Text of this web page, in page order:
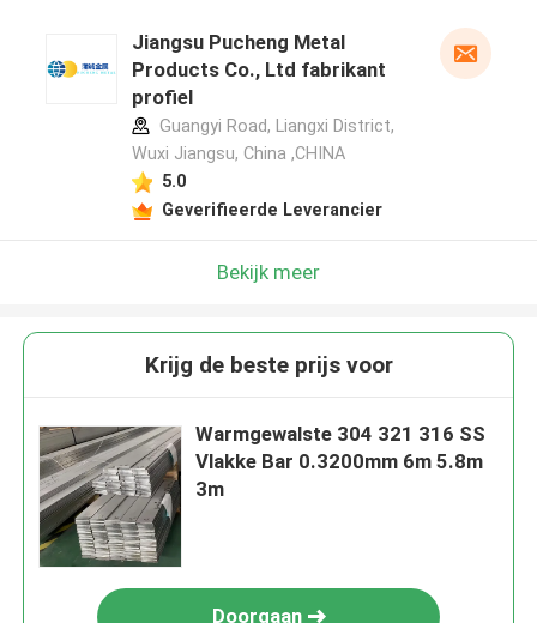
Jiangsu Pucheng Metal
Products Co., Ltd fabrikant
profiel
Guangyi Road, Liangxi District,
Wuxi Jiangsu, China ,CHINA
5.0
Geverifieerde Leverancier
Bekijk meer
Krijg de beste prijs voor
Warmgewalste 304 321 316 SS
Vlakke Bar 0.3200mm 6m 5.8m
3m
Doorgaan